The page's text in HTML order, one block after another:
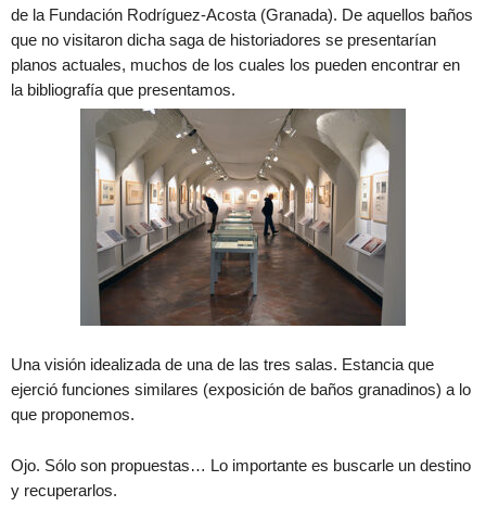
de la Fundación Rodríguez-Acosta (Granada). De aquellos baños
que no visitaron dicha saga de historiadores se presentarían
planos actuales, muchos de los cuales los pueden encontrar en
la bibliografía que presentamos.
Una visión idealizada de una de las tres salas. Estancia que
ejerció funciones similares (exposición de baños granadinos) a lo
que proponemos.
Ojo. Sólo son propuestas… Lo importante es buscarle un destino
y recuperarlos.